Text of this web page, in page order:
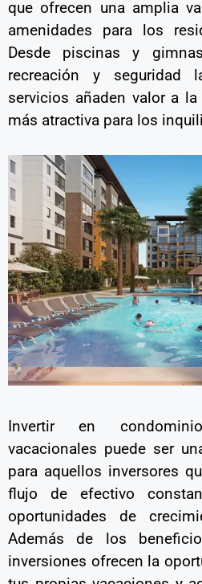
que ofrecen una amplia
amenidades para los
Desde piscinas y
recreación y seguridad
servicios añaden valor a
más atractiva para los
Invertir en
vacacionales puede ser
para aquellos inversores
flujo de efectivo
oportunidades de
Además de los
inversiones ofrecen la